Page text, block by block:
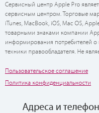
Сервисный центр Apple Pro
сервисным центром. Торговые
iTunes, MacBook, iOS, Mac OS,
товарными знаками компании
информирования потребителей о
техники правообладателя. Не
Пользовательское соглашение
Политика конфиденциальности
Адреса и